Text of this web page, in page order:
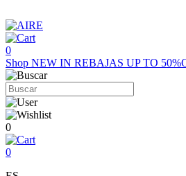
0
Shop NEW IN REBAJAS UP TO
0
0